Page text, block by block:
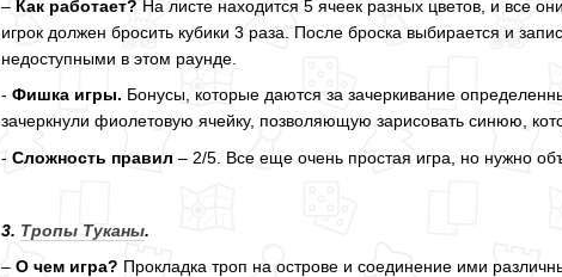
– Как работает? На листе находится 5 ячеек разных цветов, и все
игрок должен бросить кубики 3 раза. После броска выбирается и
недоступными в этом раунде.
- Фишка игры. Бонусы, которые даются за зачеркивание
зачеркнули фиолетовую ячейку, позволяющую зарисовать синюю,
- Сложность правил – 2/5. Все еще очень простая игра, но нужно
3. Тропы Туканы.
– О чем игра? Прокладка троп на острове и соединение ими